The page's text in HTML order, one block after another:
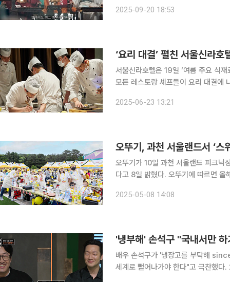
요리 대결을 펼치는 장면이 그려졌다.
2025-09-20 18:53
‘요리 대결’ 펼친 서울신라호
서울신라호텔은 19일 ‘여름 주요 식
모든 레스토랑 셰프들이 요리 대결에
2025-06-23 13:21
오뚜기, 과천 서울랜드서 ‘스
오뚜기가 10일 과천 서울랜드 피크닉
다고 8일 밝혔다. 오뚜기에 따르면 올해 본선 무대에는 100가족이 참가해 ‘가족의 사랑을 담은 우리
고상인 ‘오뚜기상’(1개 팀, 500만 원)
2025-05-08 14:08
'냉부해' 손석구 "국내서만
배우 손석구가 '냉장고를 부탁해
세계로 뻗어나가야 한다"고 극찬했다. 2일 방송된 JTBC '냉부해'에서는 손석구와 현봉식이 게스트